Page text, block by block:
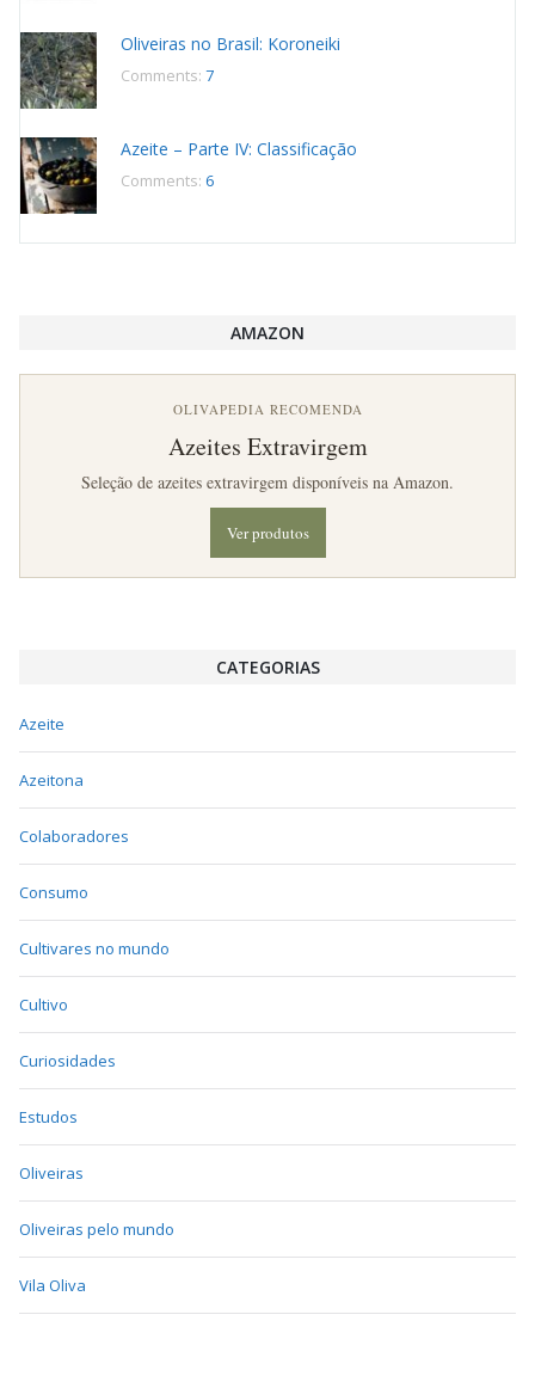
Oliveiras no Brasil: Koroneiki
Comments: 7
Azeite – Parte IV: Classificação
Comments: 6
AMAZON
OLIVAPEDIA RECOMENDA
Azeites Extravirgem
Seleção de azeites extravirgem disponíveis na Amazon.
Ver produtos
CATEGORIAS
Azeite
Azeitona
Colaboradores
Consumo
Cultivares no mundo
Cultivo
Curiosidades
Estudos
Oliveiras
Oliveiras pelo mundo
Vila Oliva